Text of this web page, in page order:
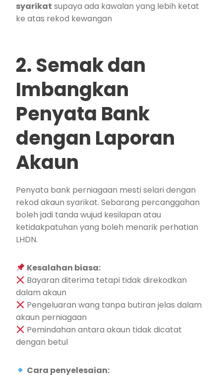
syarikat supaya ada kawalan yang lebih ketat
ke atas rekod kewangan
2. Semak dan
Imbangkan
Penyata Bank
dengan Laporan
Akaun
Penyata bank perniagaan mesti selari dengan
rekod akaun syarikat. Sebarang percanggahan
boleh jadi tanda wujud kesilapan atau
ketidakpatuhan yang boleh menarik perhatian
LHDN.
Kesalahan biasa:
Bayaran diterima tetapi tidak direkodkan
dalam akaun
Pengeluaran wang tanpa butiran jelas dalam
akaun perniagaan
Pemindahan antara akaun tidak dicatat
dengan betul
Cara penyelesaian: